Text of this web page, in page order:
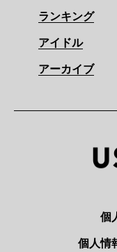
ランキング
アイドル
アーカイブ
個
個人情